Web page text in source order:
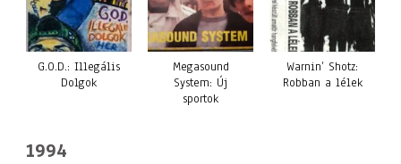
G.O.D.: Illegális
Dolgok
Megasound
System: Új
sportok
Warnin’ Shotz:
Robban a lélek
1994